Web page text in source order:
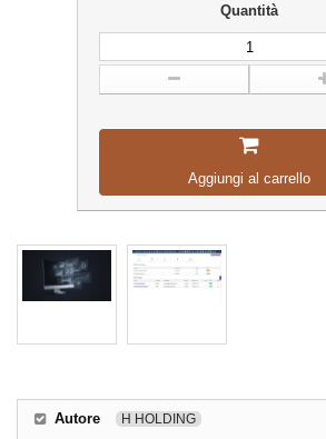
Quantità
Aggiungi al carrello
Autore H HOLDING